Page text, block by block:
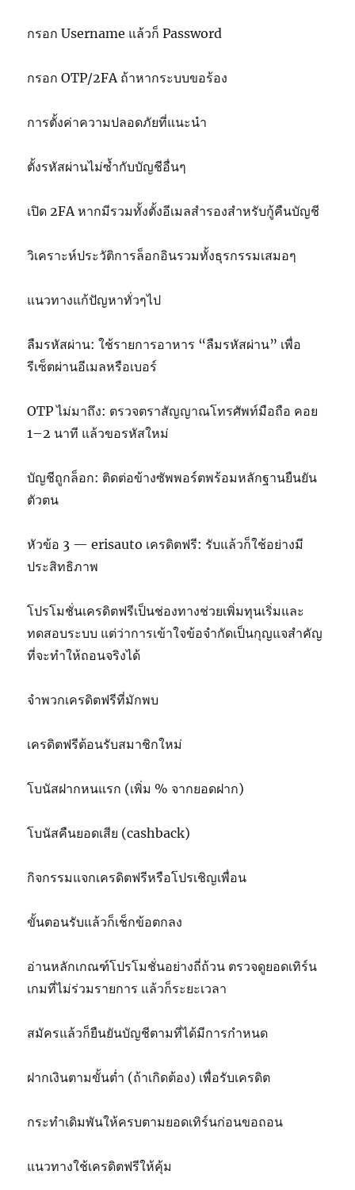
กรอก Username แล้วก็ Password
กรอก OTP/2FA ถ้าหากระบบขอร้อง
การตั้งค่าความปลอดภัยที่แนะนำ
ตั้งรหัสผ่านไม่ซ้ำกับบัญชีอื่นๆ
เปิด 2FA หากมีรวมทั้งตั้งอีเมลสำรองสำหรับกู้คืนบัญชี
วิเคราะห์ประวัติการล็อกอินรวมทั้งธุรกรรมเสมอๆ
แนวทางแก้ปัญหาทั่วๆไป
ลืมรหัสผ่าน: ใช้รายการอาหาร “ลืมรหัสผ่าน” เพื่อ
รีเซ็ตผ่านอีเมลหรือเบอร์
OTP ไม่มาถึง: ตรวจตราสัญญาณโทรศัพท์มือถือ คอย
1–2 นาที แล้วขอรหัสใหม่
บัญชีถูกล็อก: ติดต่อข้างซัพพอร์ตพร้อมหลักฐานยืนยัน
ตัวตน
หัวข้อ 3 — erisauto เครดิตฟรี: รับแล้วก็ใช้อย่างมี
ประสิทธิภาพ
โปรโมชั่นเครดิตฟรีเป็นช่องทางช่วยเพิ่มทุนเริ่มและ
ทดสอบระบบ แต่ว่าการเข้าใจข้อจำกัดเป็นกุญแจสำคัญ
ที่จะทำให้ถอนจริงได้
จำพวกเครดิตฟรีที่มักพบ
เครดิตฟรีต้อนรับสมาชิกใหม่
โบนัสฝากหนแรก (เพิ่ม % จากยอดฝาก)
โบนัสคืนยอดเสีย (cashback)
กิจกรรมแจกเครดิตฟรีหรือโปรเชิญเพื่อน
ขั้นตอนรับแล้วก็เช็กข้อตกลง
อ่านหลักเกณฑ์โปรโมชั่นอย่างถี่ถ้วน ตรวจดูยอดเทิร์น
เกมที่ไม่ร่วมรายการ แล้วก็ระยะเวลา
สมัครแล้วก็ยืนยันบัญชีตามที่ได้มีการกำหนด
ฝากเงินตามขั้นต่ำ (ถ้าเกิดต้อง) เพื่อรับเครดิต
กระทำเดิมพันให้ครบตามยอดเทิร์นก่อนขอถอน
แนวทางใช้เครดิตฟรีให้คุ้ม